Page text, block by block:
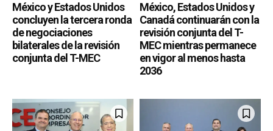
México y Estados Unidos
concluyen la tercera ronda
de negociaciones
bilaterales de la revisión
conjunta del T-MEC
México, Estados Unidos y
Canadá continuarán con la
revisión conjunta del T-
MEC mientras permanece
en vigor al menos hasta
2036